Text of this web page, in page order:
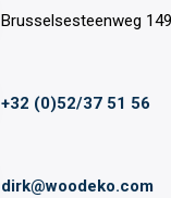
Brusselsesteenweg
+32 (0)52/37 51 56
dirk@woodeko.com